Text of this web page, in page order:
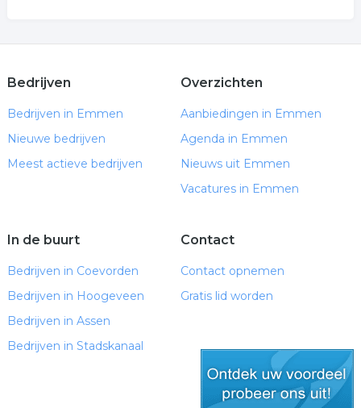
Bedrijven
Bedrijven in Emmen
Nieuwe bedrijven
Meest actieve bedrijven
Overzichten
Aanbiedingen in Emmen
Agenda in Emmen
Nieuws uit Emmen
Vacatures in Emmen
In de buurt
Bedrijven in Coevorden
Bedrijven in Hoogeveen
Bedrijven in Assen
Bedrijven in Stadskanaal
Contact
Contact opnemen
Gratis lid worden